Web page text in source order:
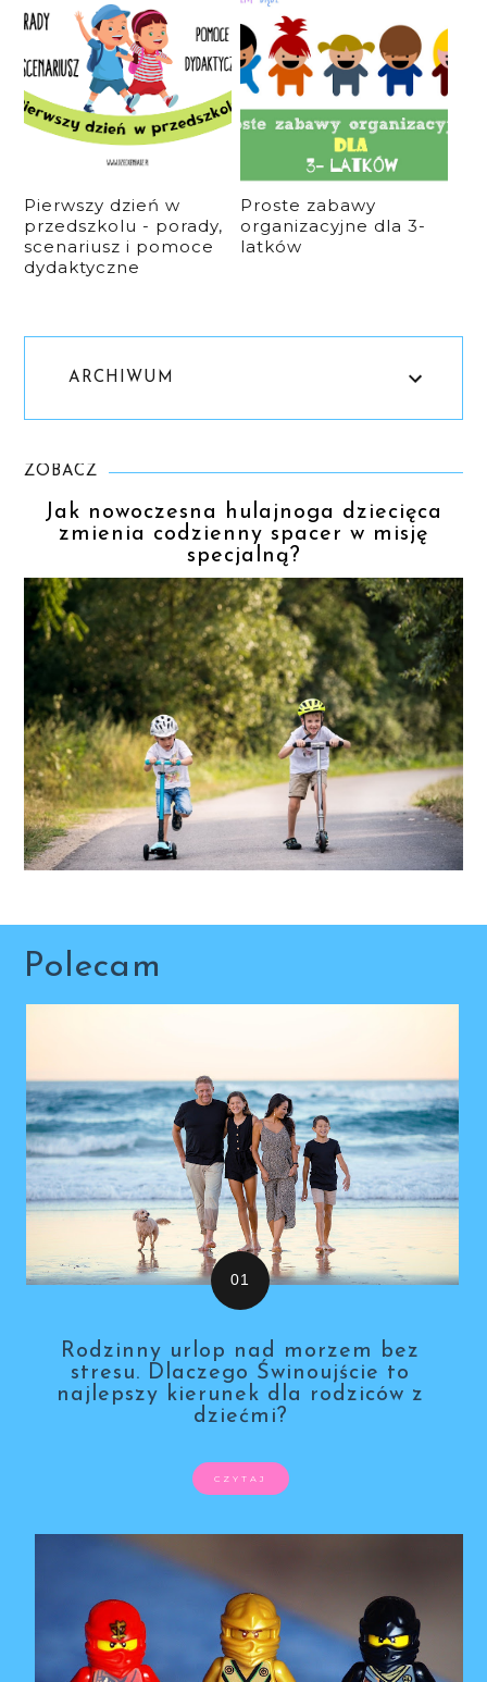
Pierwszy dzień w
przedszkolu - porady,
scenariusz i pomoce
dydaktyczne
Proste zabawy
organizacyjne dla 3-
latków
ARCHIWUM
ZOBACZ
Jak nowoczesna hulajnoga dziecięca
zmienia codzienny spacer w misję
specjalną?
Polecam
Rodzinny urlop nad morzem bez
stresu. Dlaczego Świnoujście to
najlepszy kierunek dla rodziców z
dziećmi?
CZYTAJ